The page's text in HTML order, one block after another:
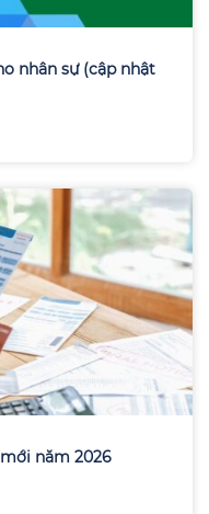
nhân sự (cập nhật
năm 2026